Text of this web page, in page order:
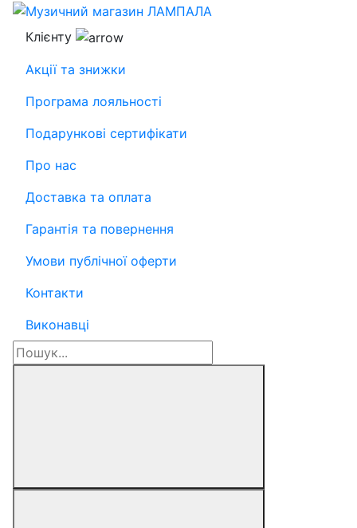
Клієнту
Акції та знижки
Програма лояльності
Подарункові сертифікати
Про нас
Доставка та оплата
Гарантія та повернення
Умови публічної оферти
Контакти
Виконавці